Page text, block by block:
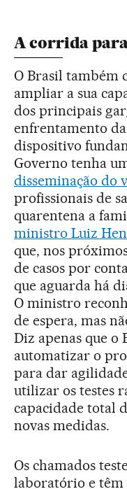
A corrida
O Brasil também
ampliar a sua
dos principais
enfrentamento
dispositivo
Governo tenha
disseminação do
profissionais de
quarentena a
ministro Luiz
que, nos
de casos por
que aguarda há
O ministro
de espera, mas
Diz apenas que o
automatizar o
para dar agilidade
utilizar os testes
capacidade total
novas medidas.
Os chamados
laboratório e têm